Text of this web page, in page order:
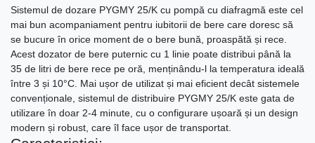
Sistemul de dozare PYGMY 25/K cu pompă cu diafragmă este cel
mai bun acompaniament pentru iubitorii de bere care doresc să
se bucure în orice moment de o bere bună, proaspătă și rece.
Acest dozator de bere puternic cu 1 linie poate distribui până la
35 de litri de bere rece pe oră, menținându-l la temperatura ideală
între 3 și 10°C. Mai ușor de utilizat și mai eficient decât sistemele
convenționale, sistemul de distribuire PYGMY 25/K este gata de
utilizare în doar 2-4 minute, cu o configurare ușoară și un design
modern și robust, care îl face ușor de transportat.